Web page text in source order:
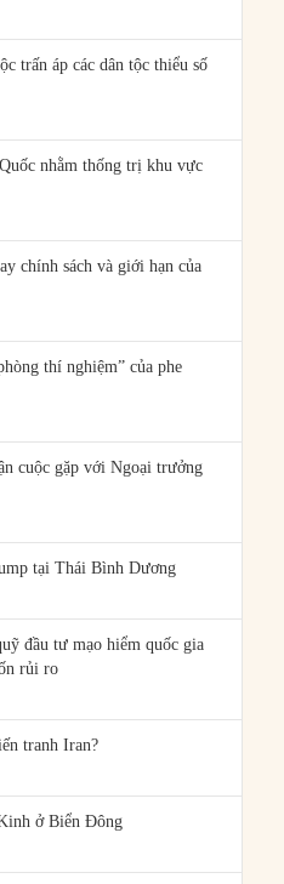
trấn áp các dân tộc thiểu số
nhằm thống trị khu vực
chính sách và giới hạn của
thí nghiệm” của phe
cuộc gặp với Ngoại trưởng
tại Thái Bình Dương
đầu tư mạo hiểm quốc gia
rủi ro
tranh Iran?
ở Biển Đông